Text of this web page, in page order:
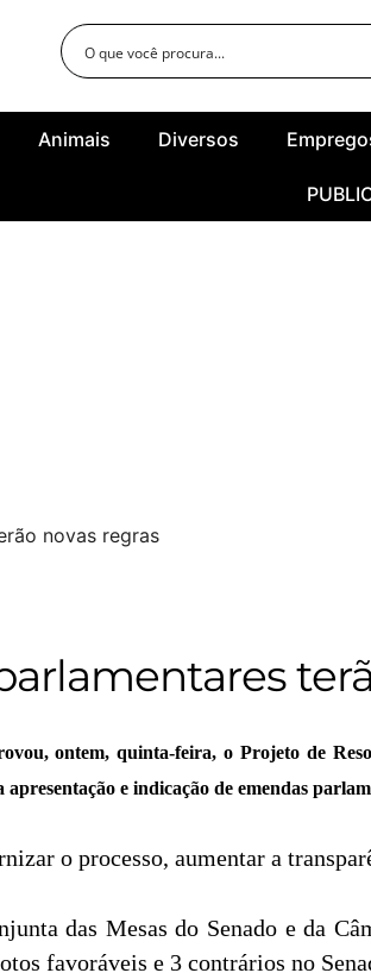
Animais Diversos
ontem, quinta-feira, o Projeto de
apresentação e indicação de emendas
o processo, aumentar a
das Mesas do Senado e da
favoráveis e 3 contrários no